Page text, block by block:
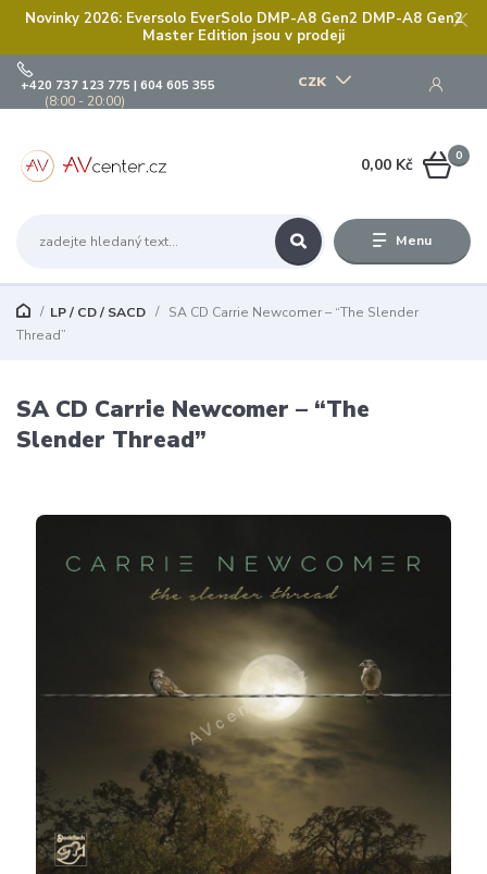
Novinky 2026: Eversolo EverSolo DMP-A8 Gen2 DMP-A8 Gen2
Master Edition jsou v prodeji
Menu
CZK
+420 737 123 775 | 604 605 355
(8:00 - 20:00)
0
0,00 Kč
LP / CD / SACD
SA CD Carrie Newcomer – “The Slender
Thread”
SA CD Carrie Newcomer – “The
Slender Thread”